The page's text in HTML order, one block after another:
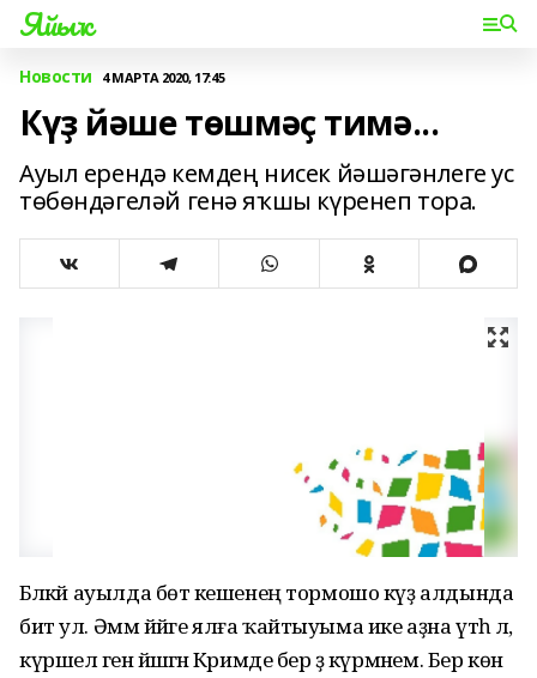
Яйыҡ
Новости 4 МАРТА 2020, 17:45
Күҙ йәше төшмәҫ тимә...
Ауыл ерендә кемдең нисек йәшәгәнлеге ус
төбөндәгеләй генә яҡшы күренеп тора.
Бәләкәй ауылда бөтә кешенең тормошо күҙ алдында
бит ул. Әммә йәйге ялға ҡайтыуыма ике аҙна үтһә лә,
күршелә генә йәшәгән Кәримде бер ҙә күрмәнем. Бер көн